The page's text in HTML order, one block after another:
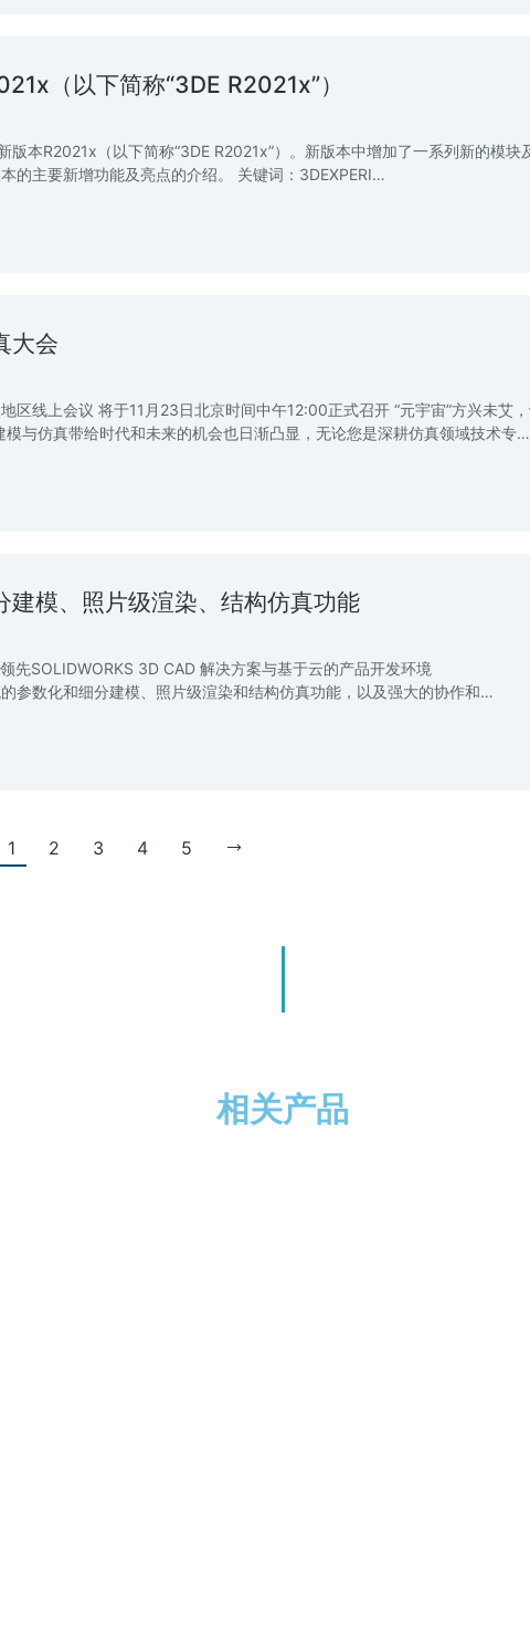
（以下简称“3DE R2021x”）
版本R2021x（以下简称“3DE R2021x”）。新版本中增加了一系列新的模块
的主要新增功能及亮点的介绍。 关键词：3DEXPERI…
大会
区线上会议 将于11月23日北京时间中午12:00正式召开 “元宇宙”方兴未艾
与仿真带给时代和未来的机会也日渐凸显，无论您是深耕仿真领域技术专…
建模、照片级渲染、结构仿真功能
先SOLIDWORKS 3D CAD 解决方案与基于云的产品开发环境
参数化和细分建模、照片级渲染和结构仿真功能，以及强大的协作和…
1 2 3 4 5
相关产品